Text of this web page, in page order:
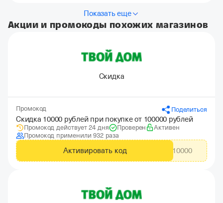
Показать еще
Акции и промокоды похожих магазинов
Скидка
Промокод Поделиться
Скидка 10000 рублей при покупке от 100000 рублей
Промокод действует 24 дня Проверен
Активен
Промокод применили 932 раза
Активировать код CITYADS10000